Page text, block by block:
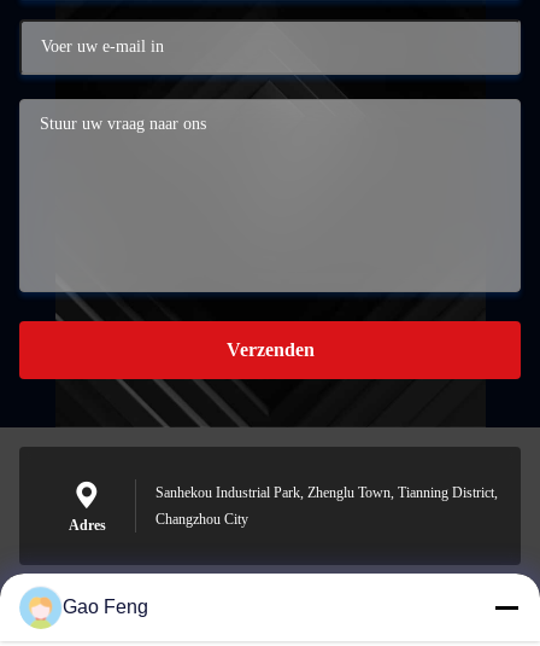
Verzenden
Adres
Sanhekou Industrial Park, Zhenglu Town, Tianning District,
Changzhou City
Gao Feng